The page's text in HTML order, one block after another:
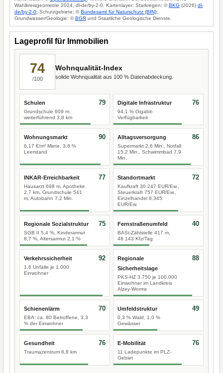
Wahlkreisgeometrie 2024, dl-de/by-2-0. Kartenlayer: Starkregen: ©BKG (2026) dl-
de/by-2-0; Schutzgebiete: ©Bundesamt für Naturschutz (BfN);
Grundwasser/Geologie: ©BGR und Staatliche Geologische Dienste.
Lageprofil für Immobilien
74
/100
Wohnqualität-Index
solide Wohnqualität aus 100 % Datenabdeckung.
Schulen
Grundschule 609 m,
weiterführend 3,8 km
79 Digitale Infrastruktur
94,1 % Gigabit-
Verfügbarkeit
76
Wohnungsmarkt
6,17 €/m² Miete, 3,6 %
Leerstand
90 Alltagsversorgung
Supermarkt 2,6 Min., Notfall
15,2 Min., Schwimmbad 7,9
Min.
86
INKAR-Erreichbarkeit
Hausarzt 698 m, Apotheke
2,7 km, Grundschule 541
m, Autobahn 7,2 Min.
77 Standortmarkt
Kaufkraft 30.247 EUR/Ew.,
Steuerkraft 757 EUR/Ew.,
Einzelhandel 8.345
EUR/Ew.
72
Regionale Sozialstruktur
SGB II 5,4 %, Kinderarmut
8,7 %, Altersarmut 2,1 %
75 Fernstraßenumfeld
BASt-Zählstelle 417 m,
48.143 Kfz/Tag
40
Verkehrssicherheit
1,6 Unfälle je 1.000
Einwohner
92
Regionale
Sicherheitslage
PKS-HZ 3.750 je 100.000
Einwohner im Landkreis
Alzey-Worms
88
Schienenlärm
EBA: ca. 80 Betroffene, 3,3
% der Einwohner
70 Umfeldstruktur
0,3 % Wald, 1,0 %
Gewässer
49
Gesundheit
Traumazentrum 6,8 km
76 E-Mobilität
11 Ladepunkte im PLZ-
Gebiet
76